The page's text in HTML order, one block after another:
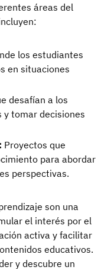
áreas del
los estudiantes
en situaciones
desafían a los
tomar decisiones
Proyectos que
para abordar
perspectivas.
son una
el interés por el
activa y facilitar
educativos.
y descubre un